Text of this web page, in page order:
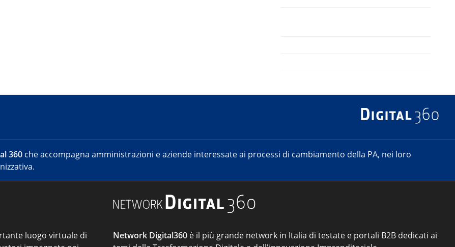
360 che accompagna amministrazioni e aziende interessate ai processi di cambiamento della PA, nei loro
luogo virtuale di
Network Digital360 è il più grande network in Italia di testate e portali B2B dedicati ai